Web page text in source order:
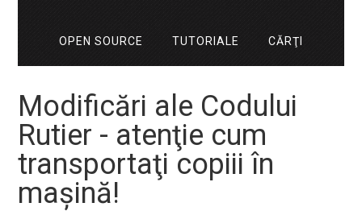
OPEN SOURCE TUTORIALE CĂRŢI
Modificări ale Codului
Rutier - atenţie cum
transportaţi copiii în
maşină!